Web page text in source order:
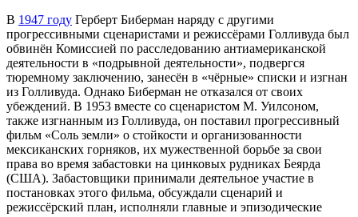
В 1947 году Герберт Биберман наряду с другими
прогрессивными сценаристами и режиссёрами Голливуда был
обвинён Комиссией по расследованию антиамериканской
деятельности в «подрывной деятельности», подвергся
тюремному заключению, занесён в «чёрные» списки и изгнан
из Голливуда. Однако Биберман не отказался от своих
убеждений. В 1953 вместе со сценаристом М. Уилсоном,
также изгнанным из Голливуда, он поставил прогрессивный
фильм «Соль земли» о стойкости и организованности
мексиканских горняков, их мужественной борьбе за свои
права во время забастовки на цинковых рудниках Беярда
(США). Забастовщики принимали деятельное участие в
постановках этого фильма, обсуждали сценарий и
режиссёрский план, исполняли главные и эпизодические